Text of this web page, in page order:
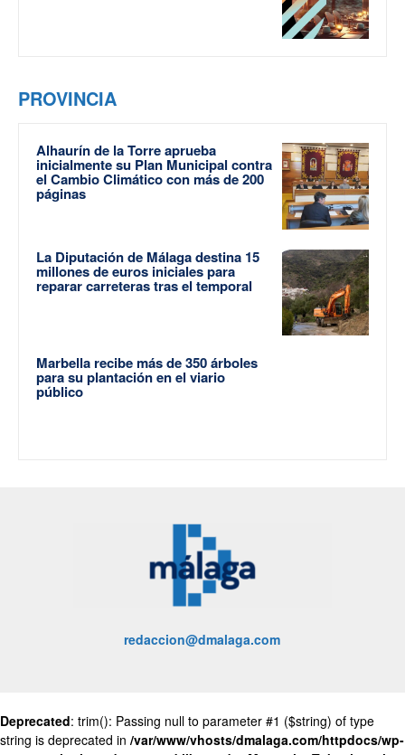
PROVINCIA
Alhaurín de la Torre aprueba
inicialmente su Plan Municipal contra
el Cambio Climático con más de 200
páginas
La Diputación de Málaga destina 15
millones de euros iniciales para
reparar carreteras tras el temporal
Marbella recibe más de 350 árboles
para su plantación en el viario
público
redaccion@dmalaga.com
Deprecated: trim(): Passing null to parameter #1 ($string) of type
string is deprecated in /var/www/vhosts/dmalaga.com/httpdocs/wp-